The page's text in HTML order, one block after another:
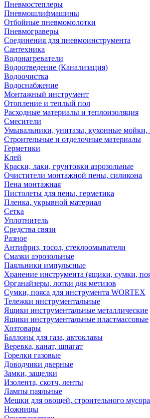
Пневмостеплеры
Пневмошлифмашины
Отбойные пневмомолотки
Пневмограверы
Соединения для пневмоинструмента
Сантехника
Водонагреватели
Водоотведение (Канализация)
Водоочистка
Водоснабжение
Монтажный инструмент
Отопление и теплый пол
Расходные материалы и теплоизоляция
Смесители
Умывальники, унитазы, кухонные мойки,
Строительные и отделочные материалы
Герметики
Клей
Краски, лаки, грунтовки аэрозольные
Очистители монтажной пены, силикона
Пена монтажная
Пистолеты для пены, герметика
Пленка, укрывной материал
Сетка
Уплотнитель
Средства связи
Разное
Антифриз, тосол, стеклоомыватели
Смазки аэрозольные
Паяльники импульсные
Хранение инструмента (ящики, сумки,
Органайзеры, лотки для метизов
Сумки, пояса для инструмента WORTEX
Тележки инструментальные
Ящики инструментальные металлические
Ящики инструментальные пластмассовые
Хозтовары
Баллоны для газа, автоклавы
Веревка, канат, шпагат
Горелки газовые
Доводчики дверные
Замки, защелки
Изолента, скотч, ленты
Лампы паяльные
Мешки для овощей, строительного мусора
Ножницы